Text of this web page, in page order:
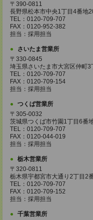
〒390-0811
長野県松本市中央1丁目4番
TEL：0120-709-707
FAX：0120-952-382
担当：採用担当
さいたま営業所
〒330-0845
埼玉県さいたま市大宮区仲町
TEL：0120-709-707
FAX：0120-709-154
担当：採用担当
つくば営業所
〒305-0032
茨城県つくば市竹園1丁目6
TEL：0120-709-707
FAX：0120-044-019
担当：採用担当
栃木営業所
〒320-0811
栃木県宇都宮市大通り2丁目
TEL：0120-709-707
FAX：0120-709-152
担当：採用担当
千葉営業所